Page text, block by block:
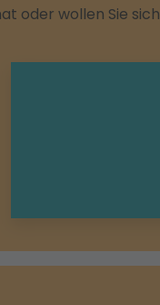
oder wollen Sie